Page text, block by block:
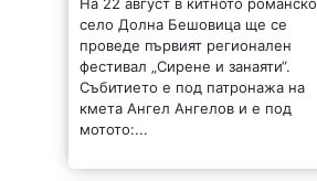
На 22 август в китното романско
село Долна Бешовица ще се
проведе първият регионален
фестивал „Сирене и занаяти“.
Събитието е под патронажа на
кмета Ангел Ангелов и е под
мотото:...